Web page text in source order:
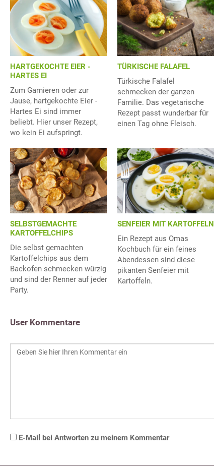
HARTGEKOCHTE EIER -
HARTES EI
Zum Garnieren oder zur
Jause, hartgekochte Eier -
Hartes Ei sind immer
beliebt. Hier unser Rezept,
wo kein Ei aufspringt.
TÜRKISCHE FALAFEL
Türkische Falafel
schmecken der ganzen
Familie. Das vegetarische
Rezept passt wunderbar für
einen Tag ohne Fleisch.
SELBSTGEMACHTE
KARTOFFELCHIPS
Die selbst gemachten
Kartoffelchips aus dem
Backofen schmecken würzig
und sind der Renner auf jeder
Party.
SENFEIER MIT KARTOFFELN
Ein Rezept aus Omas
Kochbuch für ein feines
Abendessen sind diese
pikanten Senfeier mit
Kartoffeln.
User Kommentare
E-Mail bei Antworten zu meinem Kommentar